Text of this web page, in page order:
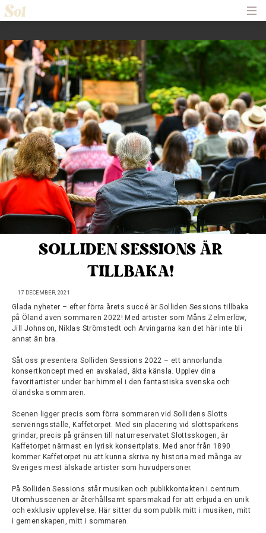
Frågor och Svar
Biljetter
Servering
Nyheter
Historik
Kontakt
SOLLIDEN SESSIONS ÄR
TILLBAKA!
17 DECEMBER, 2021
Glada nyheter – efter förra årets succé är Solliden Sessions tillbaka
på Öland även sommaren 2022! Med artister som Måns Zelmerlöw,
Jill Johnson, Niklas Strömstedt och Arvingarna kan det här inte bli
annat än bra.
Såt oss presentera Solliden Sessions 2022 – ett annorlunda
konsertkoncept med en avskalad, äkta känsla. Upplev dina
favoritartister under bar himmel i den fantastiska svenska och
öländska sommaren.
Scenen ligger precis som förra sommaren vid Sollidens Slotts
serveringsställe, Kaffetorpet. Med sin placering vid slottsparkens
grindar, precis på gränsen till naturreservatet Slottsskogen, är
Kaffetorpet närmast en lyrisk konsertplats. Med anor från 1890
kommer Kaffetorpet nu att kunna skriva ny historia med många av
Sveriges mest älskade artister som huvudpersoner.
På Solliden Sessions står musiken och publikkontakten i centrum.
Utomhusscenen är återhållsamt sparsmakad för att erbjuda en unik
och exklusiv upplevelse. Här sitter du som publik mitt i musiken, mitt
i gemenskapen, mitt i sommaren.